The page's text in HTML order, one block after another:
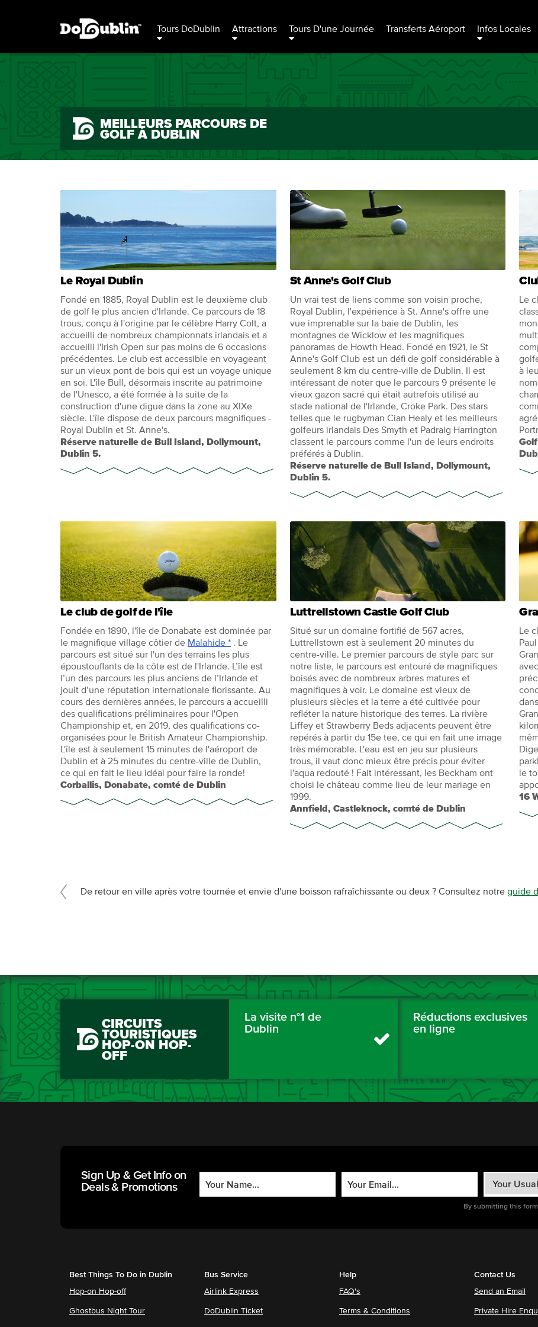
Tours DoDublin Attractions Tours D'une Journée Transferts Aéroport Infos Locales
MEILLEURS PARCOURS DE
GOLF À DUBLIN
Le Royal Dublin
Fondé en 1885, Royal Dublin est le deuxième club
de golf le plus ancien d'Irlande. Ce parcours de 18
trous, conçu à l'origine par le célèbre Harry Colt, a
accueilli de nombreux championnats irlandais et a
accueilli l'Irish Open sur pas moins de 6 occasions
précédentes. Le club est accessible en voyageant
sur un vieux pont de bois qui est un voyage unique
en soi. L'île Bull, désormais inscrite au patrimoine
de l'Unesco, a été formée à la suite de la
construction d'une digue dans la zone au XIXe
siècle. L'île dispose de deux parcours magnifiques -
Royal Dublin et St. Anne's.
Réserve naturelle de Bull Island, Dollymount,
Dublin 5.
St Anne's Golf Club
Un vrai test de liens comme son voisin proche,
Royal Dublin, l'expérience à St. Anne's offre une
vue imprenable sur la baie de Dublin, les
montagnes de Wicklow et les magnifiques
panoramas de Howth Head. Fondé en 1921, le St
Anne's Golf Club est un défi de golf considérable à
seulement 8 km du centre-ville de Dublin. Il est
intéressant de noter que le parcours 9 présente le
vieux gazon sacré qui était autrefois utilisé au
stade national de l'Irlande, Croke Park. Des stars
telles que le rugbyman Cian Healy et les meilleurs
golfeurs irlandais Des Smyth et Padraig Harrington
classent le parcours comme l'un de leurs endroits
préférés à Dublin.
Réserve naturelle de Bull Island, Dollymount,
Dublin 5.
Le
à
Le club de golf de l'île
Fondée en 1890, l'île de Donabate est dominée par
le magnifique village côtier de Malahide * . Le
parcours est situé sur l'un des terrains les plus
époustouflants de la côte est de l'Irlande. L’île est
l’un des parcours les plus anciens de l’Irlande et
jouit d’une réputation internationale florissante. Au
cours des dernières années, le parcours a accueilli
des qualifications préliminaires pour l'Open
Championship et, en 2019, des qualifications co-
organisées pour le British Amateur Championship.
L'île est à seulement 15 minutes de l'aéroport de
Dublin et à 25 minutes du centre-ville de Dublin,
ce qui en fait le lieu idéal pour faire la ronde!
Corballis, Donabate, comté de Dublin
Luttrellstown Castle Golf Club
Situé sur un domaine fortifié de 567 acres,
Luttrellstown est à seulement 20 minutes du
centre-ville. Le premier parcours de style parc sur
notre liste, le parcours est entouré de magnifiques
boisés avec de nombreux arbres matures et
magnifiques à voir. Le domaine est vieux de
plusieurs siècles et la terre a été cultivée pour
refléter la nature historique des terres. La rivière
Liffey et Strawberry Beds adjacents peuvent être
repérés à partir du 15e tee, ce qui en fait une image
très mémorable. L'eau est en jeu sur plusieurs
trous, il vaut donc mieux être précis pour éviter
l'aqua redouté ! Fait intéressant, les Beckham ont
choisi le château comme lieu de leur mariage en
1999.
Annfield, Castleknock, comté de Dublin
Le
le
16
De retour en ville après votre tournée et envie d'une boisson rafraîchissante ou deux ? Consultez notre guide
CIRCUITS
TOURISTIQUES
HOP-ON HOP-
OFF
La visite n°1 de
Dublin
Réductions exclusives
en ligne
Sign Up & Get Info on
Deals & Promotions
By submitting this
Best Things To Do in Dublin
Hop-on Hop-off
Ghostbus Night Tour
Bus Service
Airlink Express
DoDublin Ticket
Help
FAQ's
Terms & Conditions
Contact Us
Send an Email
Private Hire